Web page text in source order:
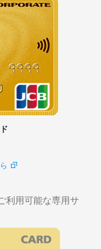
利用可能な専用サ